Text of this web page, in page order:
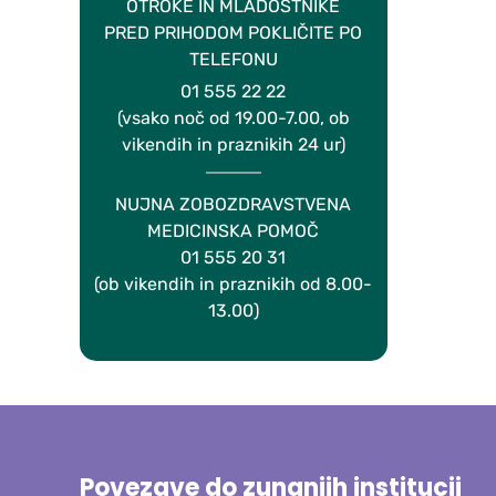
OTROKE IN MLADOSTNIKE
PRED PRIHODOM POKLIČITE PO
TELEFONU
01 555 22 22
(vsako noč od 19.00-7.00, ob
vikendih in praznikih 24 ur)
NUJNA ZOBOZDRAVSTVENA
MEDICINSKA POMOČ
01 555 20 31
(ob vikendih in praznikih od 8.00-
13.00)
Povezave do zunanjih institucij